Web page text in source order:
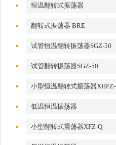
恒温翻转式振荡器
翻转式振荡器 BRE
试管恒温翻转振荡器SGZ-50
试管翻转振荡器SGZ-50
小型恒温翻转式振荡器XHFZ-
低温恒温振荡器
小型翻转式震荡器XFZ-Q